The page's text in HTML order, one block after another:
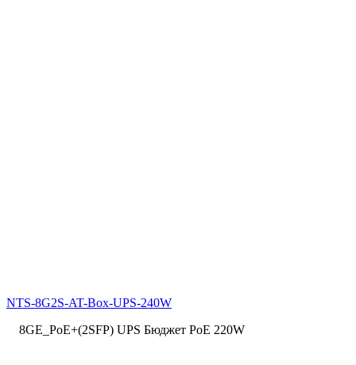
NTS-8G2S-AT-Box-UPS-240W
8GE_PoE+(2SFP) UPS Бюджет PoE 220W